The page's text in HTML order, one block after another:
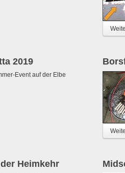
2019
Event auf der Elbe
Heimkehr